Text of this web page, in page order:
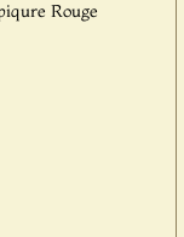
Rouge